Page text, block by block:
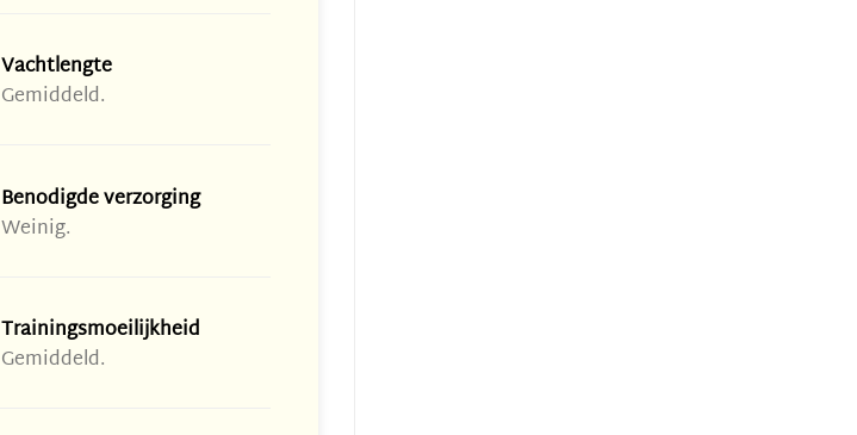
Vachtlengte
Gemiddeld.
Benodigde verzorging
Weinig.
Trainingsmoeilijkheid
Gemiddeld.